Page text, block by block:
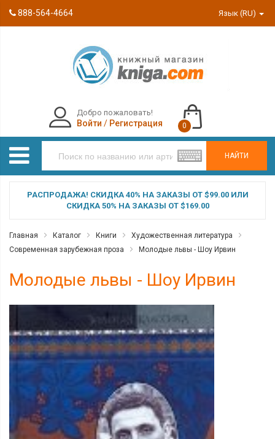
888-564-4664 Язык (RU)
НАЙТИ
Добро пожаловать!
Войти / Регистрация 0
РАСПРОДАЖА! СКИДКА 40% НА ЗАКАЗЫ ОТ $99.00 ИЛИ
СКИДКА 50% НА ЗАКАЗЫ ОТ $169.00
Главная Каталог Книги
Художественная литература
Современная зарубежная проза
Молодые львы - Шоу Ирвин
Молодые львы - Шоу Ирвин